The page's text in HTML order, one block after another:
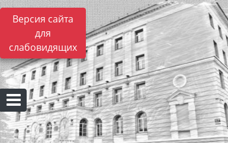
Версия сайта
для
слабовидящих